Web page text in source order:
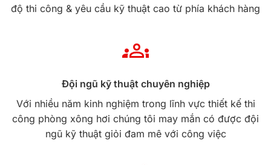
độ thi công & yêu cầu kỹ thuật cao từ phía khách hàng
Đội ngũ kỹ thuật chuyên nghiệp
Với nhiều năm kinh nghiệm trong lĩnh vực thiết kế thi
công phòng xông hơi chúng tôi may mắn có được đội
ngũ kỹ thuật giỏi đam mê với công việc